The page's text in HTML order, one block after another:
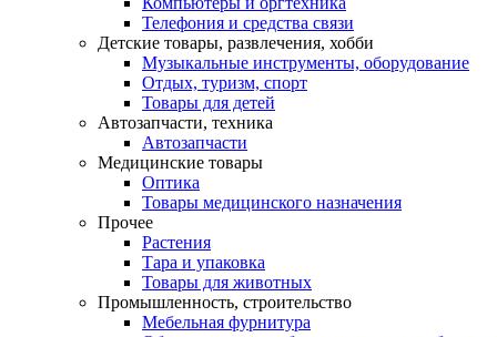
Телефония и средства связи
Детские товары, развлечения, хобби
Музыкальные инструменты, оборудование
Отдых, туризм, спорт
Товары для детей
Автозапчасти, техника
Автозапчасти
Медицинские товары
Оптика
Товары медицинского назначения
Прочее
Растения
Тара и упаковка
Товары для животных
Промышленность, строительство
Мебельная фурнитура